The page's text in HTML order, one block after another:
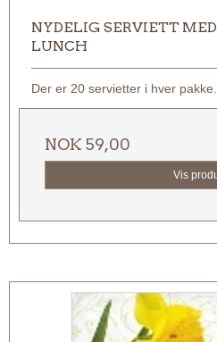
NYDELIG SERVIETT
LUNCH
Der er 20 servietter i hver pakke.
NOK 59,00
Vis